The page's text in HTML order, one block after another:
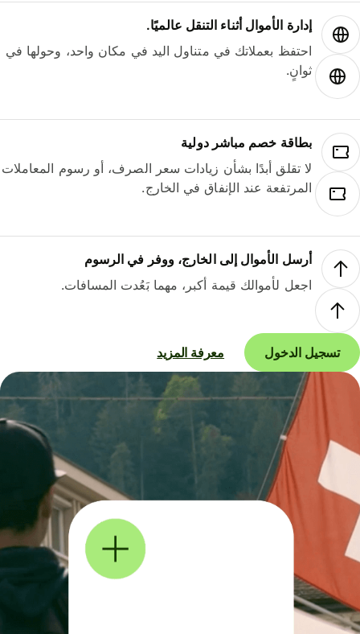
إدارة الأموال أثناء التنقل عالميًا.
احتفظ بعملاتك في متناول اليد في مكان واحد، وحولها في
ثوانٍ.
بطاقة خصم مباشر دولية
لا تقلق أبدًا بشأن زيادات سعر الصرف، أو رسوم المعاملات
المرتفعة عند الإنفاق في الخارج.
أرسل الأموال إلى الخارج، ووفر في الرسوم
اجعل لأموالك قيمة أكبر، مهما بَعُدت المسافات.
تسجيل الدخول معرفة المزيد